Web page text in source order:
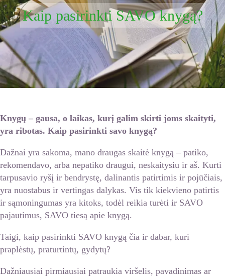
Kaip pasirinkti SAVO knygą?
Knygų – gausa, o laikas, kurį galim skirti joms skaityti,
yra ribotas. Kaip pasirinkti savo knygą?
Dažnai yra sakoma, mano draugas skaitė knygą – patiko,
rekomendavo, arba nepatiko draugui, neskaitysiu ir aš. Kurti
tarpusavio ryšį ir bendrystę, dalinantis patirtimis ir pojūčiais,
yra nuostabus ir vertingas dalykas. Vis tik kiekvieno patirtis
ir sąmoningumas yra kitoks, todėl reikia turėti ir SAVO
pajautimus, SAVO tiesą apie knygą.
Taigi, kaip pasirinkti SAVO knygą čia ir dabar, kuri
praplėstų, praturtintų, gydytų?
Dažniausiai pirmiausiai patraukia viršelis, pavadinimas ar